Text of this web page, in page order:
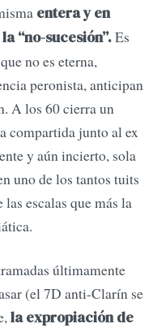
entera y en
“no-sucesión”.Es
no es eterna,
peronista, anticipan
A los 60 cierra un
compartida junto al ex
y aún incierto, sola
uno de los tantos tuits
escalas que más la
últimamente
(el 7D anti-Clarín se
la expropiación de